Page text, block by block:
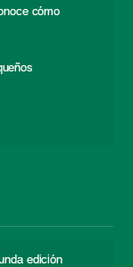
cómo
edición